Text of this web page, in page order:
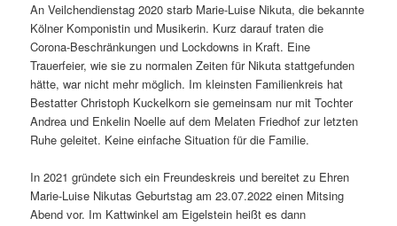
An Veilchendienstag 2020 starb Marie-Luise Nikuta, die bekannte
Kölner Komponistin und Musikerin. Kurz darauf traten die
Corona-Beschränkungen und Lockdowns in Kraft. Eine
Trauerfeier, wie sie zu normalen Zeiten für Nikuta stattgefunden
hätte, war nicht mehr möglich. Im kleinsten Familienkreis hat
Bestatter Christoph Kuckelkorn sie gemeinsam nur mit Tochter
Andrea und Enkelin Noelle auf dem Melaten Friedhof zur letzten
Ruhe geleitet. Keine einfache Situation für die Familie.
In 2021 gründete sich ein Freundeskreis und bereitet zu Ehren
Marie-Luise Nikutas Geburtstag am 23.07.2022 einen Mitsing
Abend vor. Im Kattwinkel am Eigelstein heißt es dann